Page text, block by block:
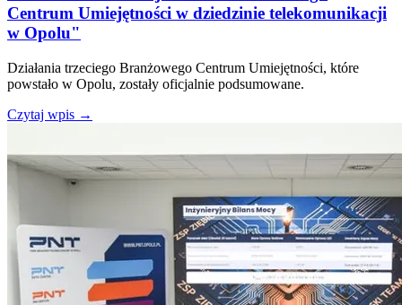
Centrum Umiejętności w dziedzinie telekomunikacji
w Opolu"
Działania trzeciego Branżowego Centrum Umiejętności, które
powstało w Opolu, zostały oficjalnie podsumowane.
Czytaj wpis →